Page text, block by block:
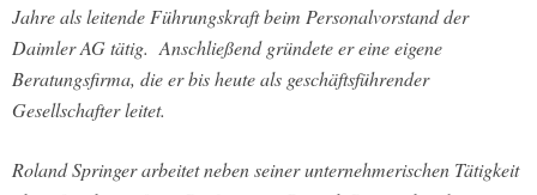
Jahre als leitende Führungskraft beim Personalvorstand der
Daimler AG tätig. Anschließend gründete er eine eigene
Beratungsfirma, die er bis heute als geschäftsführender
Gesellschafter leitet.
Roland Springer arbeitet neben seiner unternehmerischen Tätigkeit